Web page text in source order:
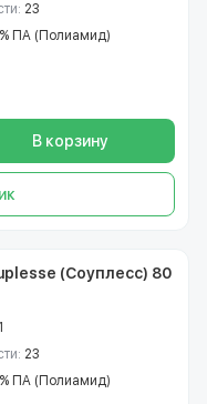
23
ПА (Полиамид)
В корзину
(Соуплесс) 80
23
ПА (Полиамид)